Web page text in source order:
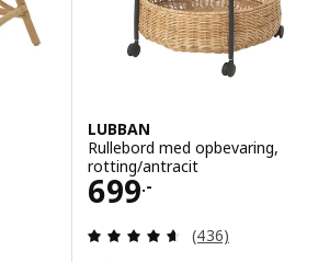
ud af 5 Stjerner. Anmeldelser i alt:
LUBBAN
Rullebord med opbevaring,
rotting/antracit
699.-
Pris 699.-
Anmeld: 4.6 ud
(436)